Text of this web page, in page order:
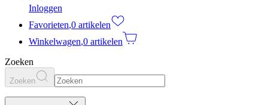
Inloggen
Favorieten,0 artikelen
Winkelwagen,0 artikelen
Zoeken
Zoeken